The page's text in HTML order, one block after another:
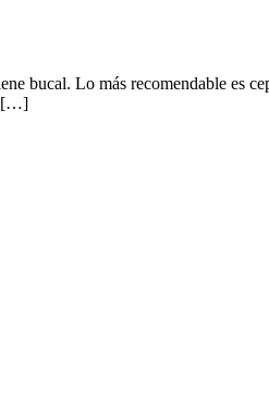
bucal. Lo más recomendable es
[…]